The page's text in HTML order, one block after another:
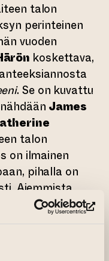
talon
perinteinen
vuoden
koskettava,
. Se on kuvattu
James
talon
on ilmainen
pihalla on
Aiemmista
ruotsinkielisillä
Elokuvapäivän